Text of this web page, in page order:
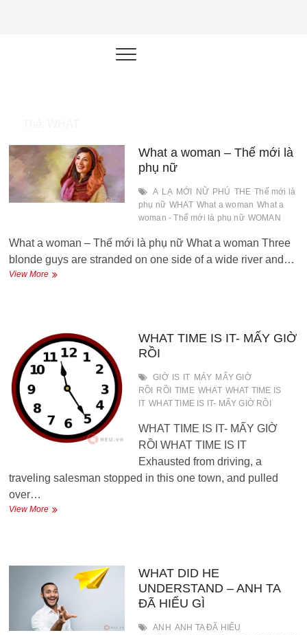
nhân trong
thời đại AI
What a woman – Thế mới là
phụ nữ
A LẠ MỚI NỮ PHÚ THE Thế mới là
phụ nữ WHAT What a woman What a
woman - Thế mới là phụ nữ WOMAN
What a woman – Thế mới là phụ nữ What a woman Three
blonde guys are stranded on one side of a wide river and…
View MoreWhat
mới
là
phụ
WHAT TIME IS IT- MẤY GIỜ
RỒI
GIỜ IS IT MÁY MẤY GIỜ
RỒI
RỒI TIME WHAT WHAT TIME IS
IT WHAT TIME IS IT- MẤY GIỜ RỒI
WHAT TIME IS IT- MẤY GIỜ
RỒI WHAT TIME IS IT
Exhausted from driving, a
traveling salesman stopped in this one town, and pulled
over…
View MoreWHAT
RỒI
WHAT DID HE
UNDERSTAND – ANH TA
ĐÃ HIỂU GÌ
ANH ANH TA ĐÃ HIỂU